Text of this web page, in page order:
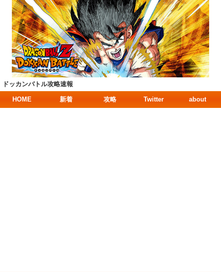
ドッカンバトル攻略速報
HOME 新着 攻略 Twitter about